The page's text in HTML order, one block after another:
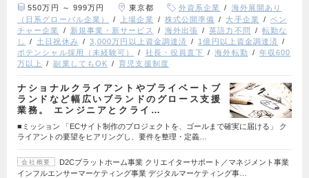
550万円 ～ 999万円 東京都 外資系企業
海外展開あり
（日系グローバル企業）
上場企業 株式公開準備 大手企業
ベン
チャー企業
新規事業・新サービス 海外出張 英語力不問
転勤な
し
土日祝休み 3,000万円以上資金調達済
1億円以上資金調達済
ポテンシャル採用（未経験可）
社長・役員直下 海外転勤
年収600
万以上
副業してもOK 育児支援制度
ナショナルクライアントやプライベートブ
ランドなど幅広いブランドのグロース支援
業務。 エンジニアとクライ…
■ミッション 「ECサイト制作のプロジェクトを、ゴールまで確実に届ける」 ク
ライアントの要望をヒアリングし、要件を整理・定義…
会社概要
D2Cプラットホーム事業 クリエイターサポート／マネジメント事業
インフルエンサーマーケティング事業 デジタルマーケティング事…